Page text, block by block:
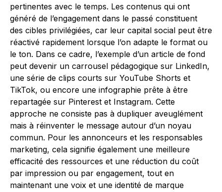
pertinentes avec le temps. Les contenus qui ont
généré de l’engagement dans le passé constituent
des cibles privilégiées, car leur capital social peut être
réactivé rapidement lorsque l’on adapte le format ou
le ton. Dans ce cadre, l’exemple d’un article de fond
peut devenir un carrousel pédagogique sur LinkedIn,
une série de clips courts sur YouTube Shorts et
TikTok, ou encore une infographie prête à être
repartagée sur Pinterest et Instagram. Cette
approche ne consiste pas à dupliquer aveuglément
mais à réinventer le message autour d’un noyau
commun. Pour les annonceurs et les responsables
marketing, cela signifie également une meilleure
efficacité des ressources et une réduction du coût
par impression ou par engagement, tout en
maintenant une voix et une identité de marque